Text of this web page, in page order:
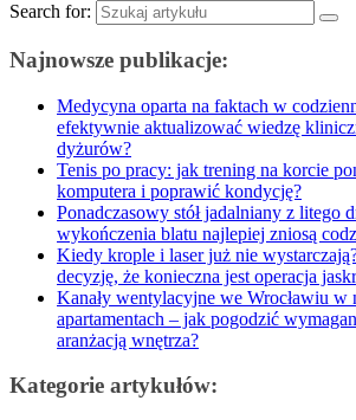
Search for:
Najnowsze publikacje:
Medycyna oparta na faktach w
efektywnie aktualizować wiedzę
dyżurów?
Tenis po pracy: jak trening na korcie
komputera i poprawić kondycję?
Ponadczasowy stół jadalniany z litego
wykończenia blatu najlepiej zniosą
Kiedy krople i laser już nie
decyzję, że konieczna jest operacja
Kanały wentylacyjne we Wrocławiu w
apartamentach – jak pogodzić
aranżacją wnętrza?
Kategorie artykułów: